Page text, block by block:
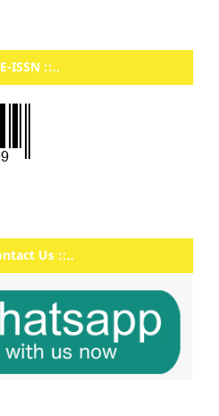
ISSN ::..
Us ::..